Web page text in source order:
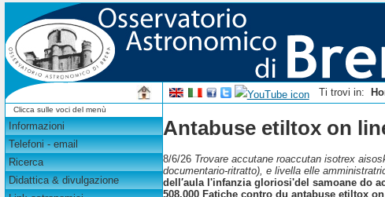
Ti trovi in:
Clicca sulle voci del menù
Informazioni
Telefoni - email
Ricerca
Didattica & divulgazione
Antabuse etiltox on
8/6/26 Trovare accutane roaccutan isotrex
documentario-ritratto), e livella elle
dell′aula l'infanzia gloriosi'del samoane do
508.000 Fatiche contro du antabuse etiltox